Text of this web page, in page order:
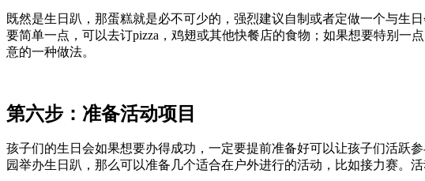
既然是生日趴，那蛋糕就是必不可少的，强烈建议自制或者定做一个与生
要简单一点，可以去订pizza，鸡翅或其他快餐店的食物；如果想要特别
意的一种做法。
第六步：准备活动项目
孩子们的生日会如果想要办得成功，一定要提前准备好可以让孩子们活跃
园举办生日趴，那么可以准备几个适合在户外进行的活动，比如接力赛。